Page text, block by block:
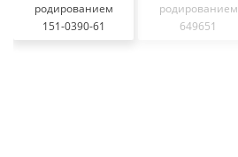
родированием
151-0390-61
родированием
649651